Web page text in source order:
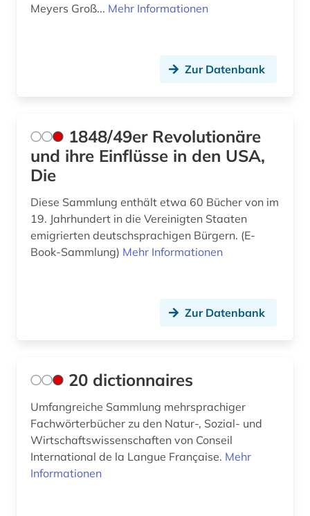
asylbewerberleistungsrecht (1)
aufenthaltsrecht (1)
aufsatzsammlung (2)
ausbildung (1)
ausland (3)
autobiografische literatur (2)
baden-württemberg (1)
bande (1)
bandenkriminalität (1)
bankenstatistik (1)
Palaestina (1)
Rumänien (5)
Sachsen (2)
Schweiz (7)
Serbien (6)
Suedamerika (9)
Suedostasien (2)
Suedosteuropa (8)
Thueringen (1)
Meyers Groß... Mehr Informationen
Zur Datenbank
1848/49er Revolutionäre
und ihre Einflüsse in den USA,
Die
Diese Sammlung enthält etwa 60 Bücher von im
19. Jahrhundert in die Vereinigten Staaten
emigrierten deutschsprachigen Bürgern. (E-
Book-Sammlung) Mehr Informationen
Zur Datenbank
20 dictionnaires
Umfangreiche Sammlung mehrsprachiger
Fachwörterbücher zu den Natur-, Sozial- und
Wirtschaftswissenschaften von Conseil
International de la Langue Française. Mehr
Informationen